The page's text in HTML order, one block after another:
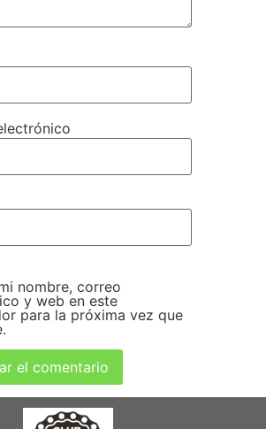
nombre, correo
y web en este
para la próxima vez que